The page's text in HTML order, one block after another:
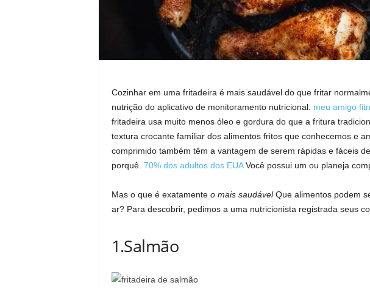
Cozinhar em uma fritadeira é mais saudável do que fritar
nutrição do aplicativo de monitoramento nutricional. meu amigo
fritadeira usa muito menos óleo e gordura do que a fritura
textura crocante familiar dos alimentos fritos que conhecemos e
comprimido também têm a vantagem de serem rápidas e fáceis
porquê. 70% dos adultos dos EUAVocê possui um ou planeja
Mas o que é exatamente o mais saudávelQue alimentos podem
ar? Para descobrir, pedimos a uma nutricionista registrada seus
1.Salmão